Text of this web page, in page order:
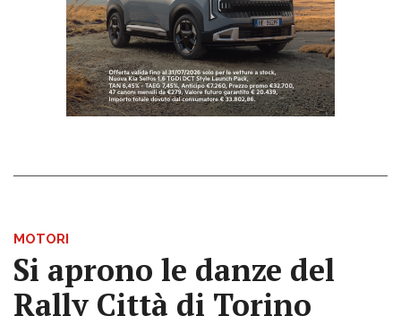
MOTORI
Si aprono le danze del
Rally Città di Torino